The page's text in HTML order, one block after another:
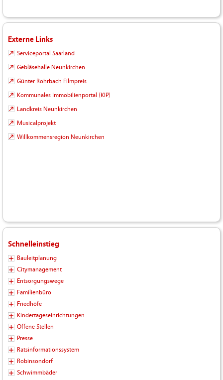
Externe Links
Serviceportal Saarland
Gebläsehalle Neunkirchen
Günter Rohrbach Filmpreis
Kommunales Immobilienportal (KIP)
Landkreis Neunkirchen
Musicalprojekt
Willkommensregion Neunkirchen
Schnelleinstieg
Bauleitplanung
Citymanagement
Entsorgungswege
Familienbüro
Friedhöfe
Kindertageseinrichtungen
Offene Stellen
Presse
Ratsinformationssystem
Robinsondorf
Schwimmbäder